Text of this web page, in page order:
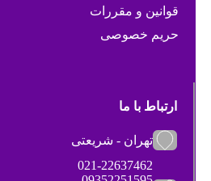
قوانین و مقررات
حریم خصوصی
ارتباط با ما
تهران - شریعتی
021-22637462